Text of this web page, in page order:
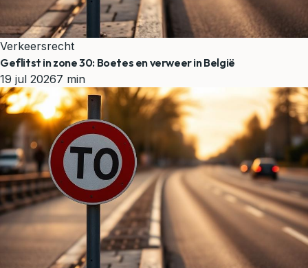
Verkeersrecht
Geflitst in zone 30: Boetes en verweer in België
19 jul 20267 min